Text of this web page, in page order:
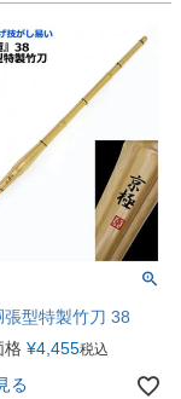
張型特製竹刀 38
格 ¥4,455税込
る